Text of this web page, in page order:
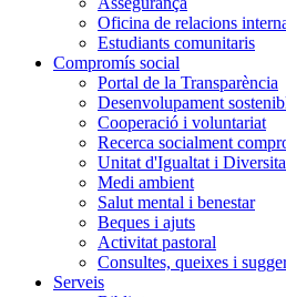
Oficina de relacions
Estudiants comunitaris
Compromís social
Portal de la Transparència
Desenvolupament
Cooperació i voluntariat
Recerca socialment
Unitat d'Igualtat i
Medi ambient
Salut mental i benestar
Beques i ajuts
Activitat pastoral
Consultes, queixes i
Serveis